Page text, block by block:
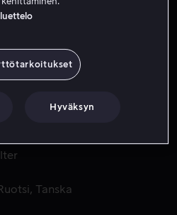
10,99 €
hetken suhteessaan, kun
hetken suhteessaan, kun
murhamysteeriin.
Tanska
Hyväksyn